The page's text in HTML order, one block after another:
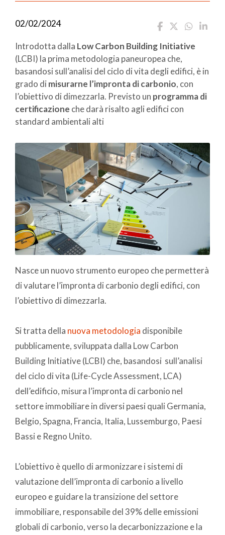
02/02/2024
Introdotta dalla Low Carbon Building Initiative
(LCBI) la prima metodologia paneuropea che,
basandosi sull’analisi del ciclo di vita degli edifici, è in
grado di misurarne l’impronta di carbonio, con
l’obiettivo di dimezzarla. Previsto un programma di
certificazione che darà risalto agli edifici con
standard ambientali alti
Nasce un nuovo strumento europeo che permetterà
di valutare l’impronta di carbonio degli edifici, con
l’obiettivo di dimezzarla.
Si tratta della nuova metodologia disponibile
pubblicamente, sviluppata dalla Low Carbon
Building Initiative (LCBI) che, basandosi sull’analisi
del ciclo di vita (Life-Cycle Assessment, LCA)
dell’edificio, misura l’impronta di carbonio nel
settore immobiliare in diversi paesi quali Germania,
Belgio, Spagna, Francia, Italia, Lussemburgo, Paesi
Bassi e Regno Unito.
L’obiettivo è quello di armonizzare i sistemi di
valutazione dell’impronta di carbonio a livello
europeo e guidare la transizione del settore
immobiliare, responsabile del 39% delle emissioni
globali di carbonio, verso la decarbonizzazione e la